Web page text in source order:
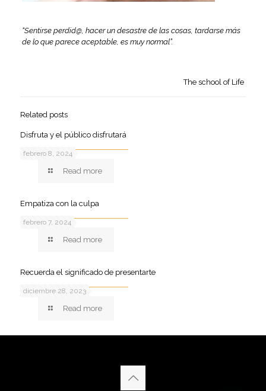
“Sentirse perdid@, hacer un desastre de las cosas, tardarse más
de lo que parece aceptable, es muy normal”.
The school of Life
Related posts
febrero 8, 2024
Disfruta y el público disfrutará
Read more
febrero 7, 2024
Empatiza con la culpa
Read more
diciembre 28, 2023
Recuerda el significado de presentarte
Read more